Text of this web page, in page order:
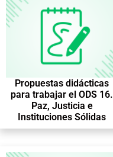
Propuestas didácticas
para trabajar el ODS 16.
Paz, Justicia e
Instituciones Sólidas